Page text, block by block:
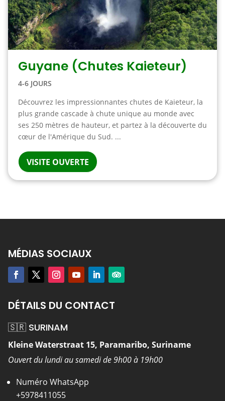
Guyane (Chutes Kaieteur)
4-6 JOURS
Découvrez les impressionnantes chutes de Kaieteur, la
plus grande cascade à chute unique au monde avec
ses 250 mètres de hauteur, et partez à la découverte du
cœur de l'Amérique du Sud. ...
VISITE OUVERTE
MÉDIAS SOCIAUX
DÉTAILS DU CONTACT
🇸🇷 SURINAM
Kleine Waterstraat 15, Paramaribo, Suriname
Ouvert du lundi au samedi de 9h00 à 19h00
Numéro WhatsApp
+5978411055